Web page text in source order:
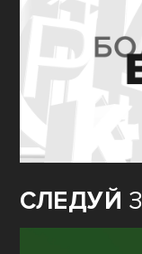
СЛЕДУЙ